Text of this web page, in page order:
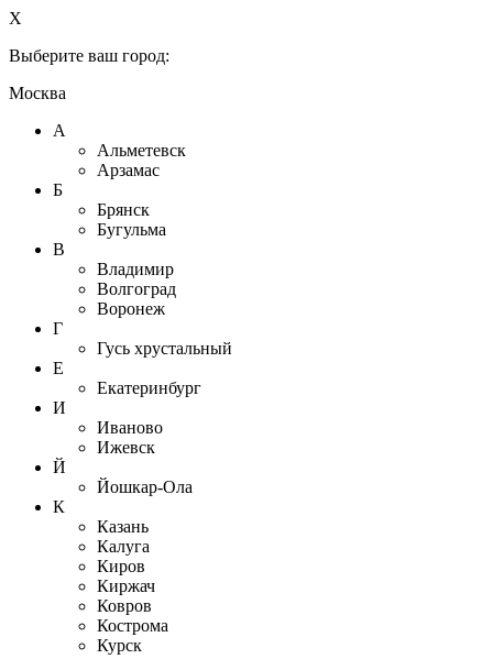
X
Выберите ваш город:
Москва
А
Альметевск
Арзамас
Б
Брянск
Бугульма
В
Владимир
Волгоград
Воронеж
Г
Гусь хрустальный
Е
Екатеринбург
И
Иваново
Ижевск
Й
Йошкар-Ола
К
Казань
Калуга
Киров
Киржач
Ковров
Кострома
Курск